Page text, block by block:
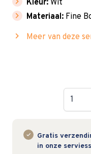
Kleur: Wit
chevron_right Materiaal: Fine
chevron_right Meer van deze
Gratis
in onze